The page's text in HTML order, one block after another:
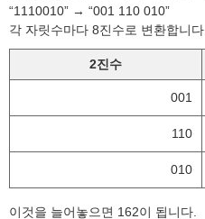
“1110010” → “001 110 010”
각 자릿수마다 8진수로 변환합니다.
2진수
001
110
010
이것을 늘어놓으면 162이 됩니다.